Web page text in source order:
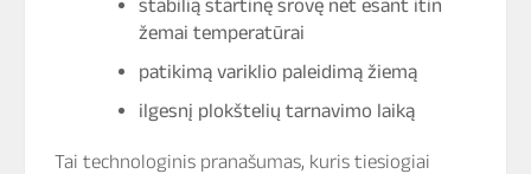
stabilią startinę srovę net esant itin
žemai temperatūrai
patikimą variklio paleidimą žiemą
ilgesnį plokštelių tarnavimo laiką
Tai technologinis pranašumas, kuris tiesiogiai